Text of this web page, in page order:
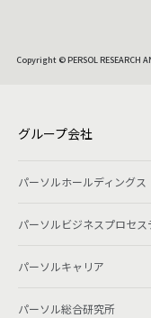
Copyright © PERSOL RESEARCH
グループ会社
パーソルホールディングス
パーソルビジネスプロセス
パーソルキャリア
パーソル総合研究所